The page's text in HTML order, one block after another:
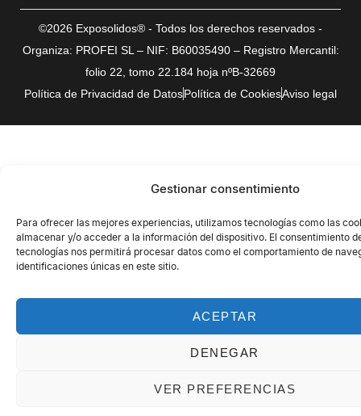
Gestionar consentimiento
Para ofrecer las mejores experiencias, utilizamos tecnologías como las
almacenar y/o acceder a la información del dispositivo. El consentimiento
tecnologías nos permitirá procesar datos como el comportamiento de
identificaciones únicas en este sitio.
ACEPTAR
DENEGAR
VER PREFERENCIAS
©2026 Exposolidos® - Todos los derechos reservados -
Organiza: PROFEI SL – NIF: B60035490 – Registro Mercantil:
folio 22, tomo 22.184 hoja nºB-32669
Política de Privacidad de DatosPolítica de CookiesAviso legal